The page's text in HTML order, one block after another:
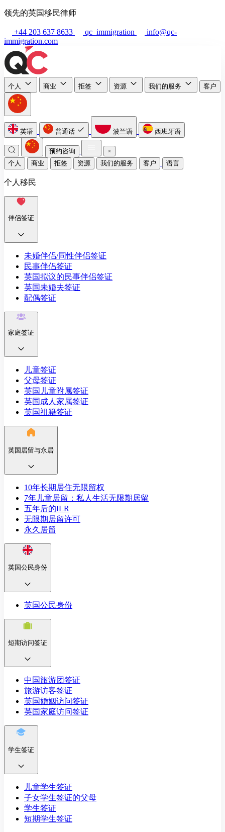
领先的英国移民律师
+44 203 637 8633 qc_immigration
info@qc-
immigration.com
个人 商业 拒签 资源 我们的服务 客户
英语 普通话 波兰语 西班牙语
预约咨询
个人
商业 拒签 资源 我们的服务 客户 语言
个人移民
伴侣签证
未婚伴侣/同性伴侣签证
民事伴侣签证
英国拟议的民事伴侣签证
英国未婚夫签证
配偶签证
家庭签证
儿童签证
父母签证
英国儿童附属签证
英国成人家属签证
英国祖籍签证
英国居留与永居
10年长期居住无限留权
7年儿童居留：私人生活无限期居留
五年后的ILR
无限期居留许可
永久居留
英国公民身份
英国公民身份
短期访问签证
中国旅游团签证
旅游访客签证
英国婚姻访问签证
英国家庭访问签证
学生签证
儿童学生签证
子女学生签证的父母
学生签证
短期学生签证